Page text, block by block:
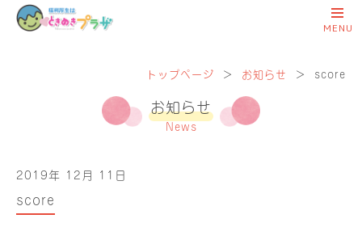
トップページ ＞ お知らせ ＞ score
お知らせ
News
2019年 12月 11日
score